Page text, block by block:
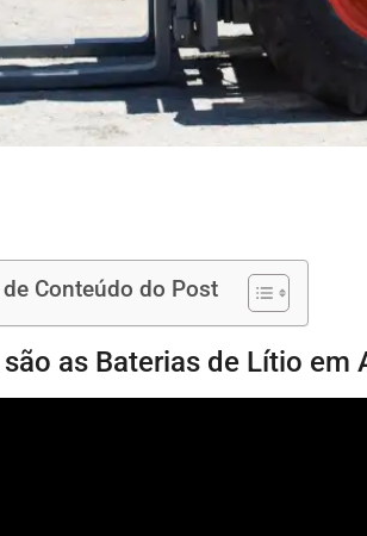
Conteúdo do Post
são as Baterias de Lítio em